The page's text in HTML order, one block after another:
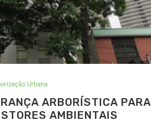
Urbana
ARBORÍSTICA PARA
AMBIENTAIS